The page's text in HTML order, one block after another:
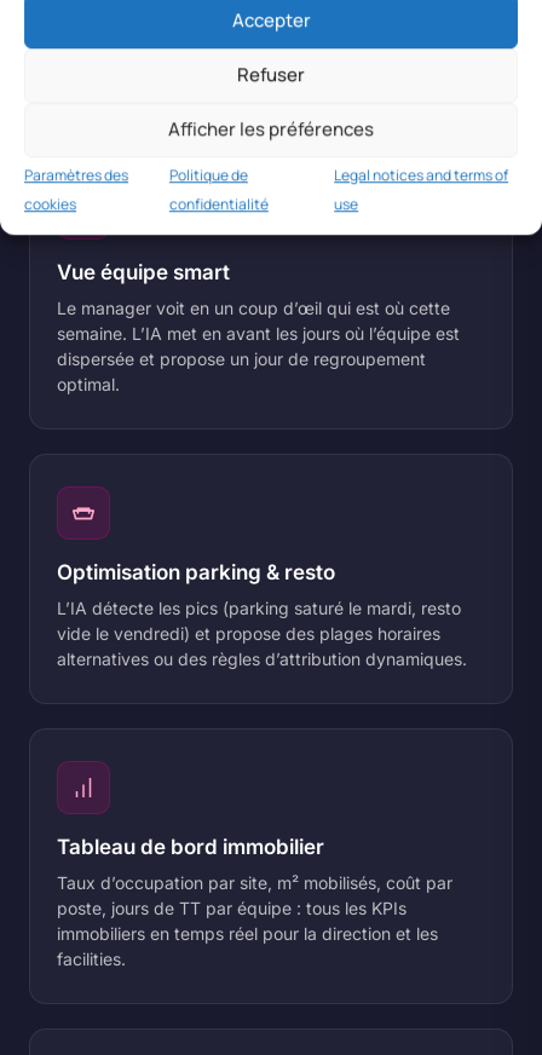
Accepter
Refuser
Afficher les préférences
Paramètres des
cookies
Politique de
confidentialité
Legal notices and terms of
use
employé, par semaine, mois ou année. Bloque ou
Vue équipe smart
Le manager voit en un coup d’œil qui est où cette
semaine. L’IA met en avant les jours où l’équipe est
dispersée et propose un jour de regroupement
optimal.
Optimisation parking & resto
L’IA détecte les pics (parking saturé le mardi, resto
vide le vendredi) et propose des plages horaires
alternatives ou des règles d’attribution dynamiques.
Tableau de bord immobilier
Taux d’occupation par site, m² mobilisés, coût par
poste, jours de TT par équipe : tous les KPIs
immobiliers en temps réel pour la direction et les
facilities.